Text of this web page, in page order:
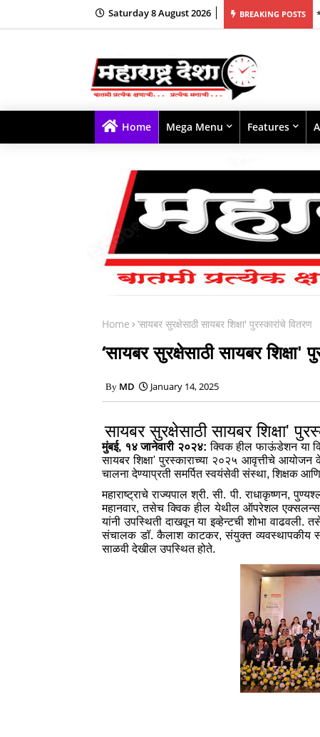
Saturday 8 August 2026 BREAKING POSTS
Smoothie for India’s Busy Mornings
Home Mega Menu Features
Home ‘सायबर सुरक्षेसाठी सायबर शिक्षा' पुरस्कारांचे वितरण
‘सायबर सुरक्षेसाठी सायबर शिक्षा'
MD January 14, 2025
सायबर सुरक्षेसाठी सायबर शिक्षा'
मुंबई, १४ जानेवारी २०२४:क्विक हील फाऊंडेशन या
सायबर शिक्षा' पुरस्काराच्या २०२५ आवृत्तीचे आयोजन
चालना देण्‍याप्रती समर्पित स्‍वयंसेवी संस्‍था, शिक्षक आणि
महाराष्‍ट्राचे राज्‍यपाल श्री. सी. पी. राधाकृष्‍णन,
महानवार, तसेच क्विक हील येथील ऑपरेशल
यांनी उपस्थिती दाखवून या इव्हेन्टची शोभा
संचालक डॉ. कैलाश काटकर, संयुक्‍त व्‍यवस्‍थापकीय
साळवी देखील उपस्थित होते.